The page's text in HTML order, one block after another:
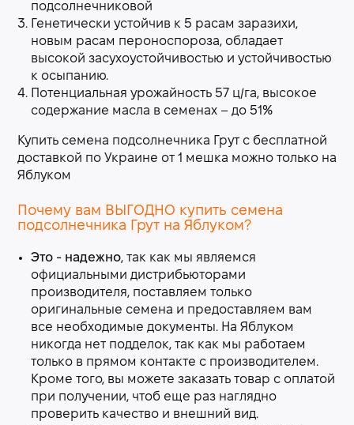
подсолнечниковой
Генетически устойчив к 5 расам заразихи,
новым расам пероноспороза, обладает
высокой засухоустойчивостью и устойчивостью
к осыпанию.
Потенциальная урожайность 57 ц/га, высокое
содержание масла в семенах – до 51%
Купить семена подсолнечника Грут с бесплатной
доставкой по Украине от 1 мешка можно только на
Яблуком
Почему вам ВЫГОДНО купить семена
подсолнечника Грут на Яблуком?
Это - надежно, так как мы являемся
официальными дистрибьюторами
производителя, поставляем только
оригинальные семена и предоставляем вам
все необходимые документы. На Яблуком
никогда нет подделок, так как мы работаем
только в прямом контакте с производителем.
Кроме того, вы можете заказать товар с оплатой
при получении, чтоб еще раз наглядно
проверить качество и внешний вид.